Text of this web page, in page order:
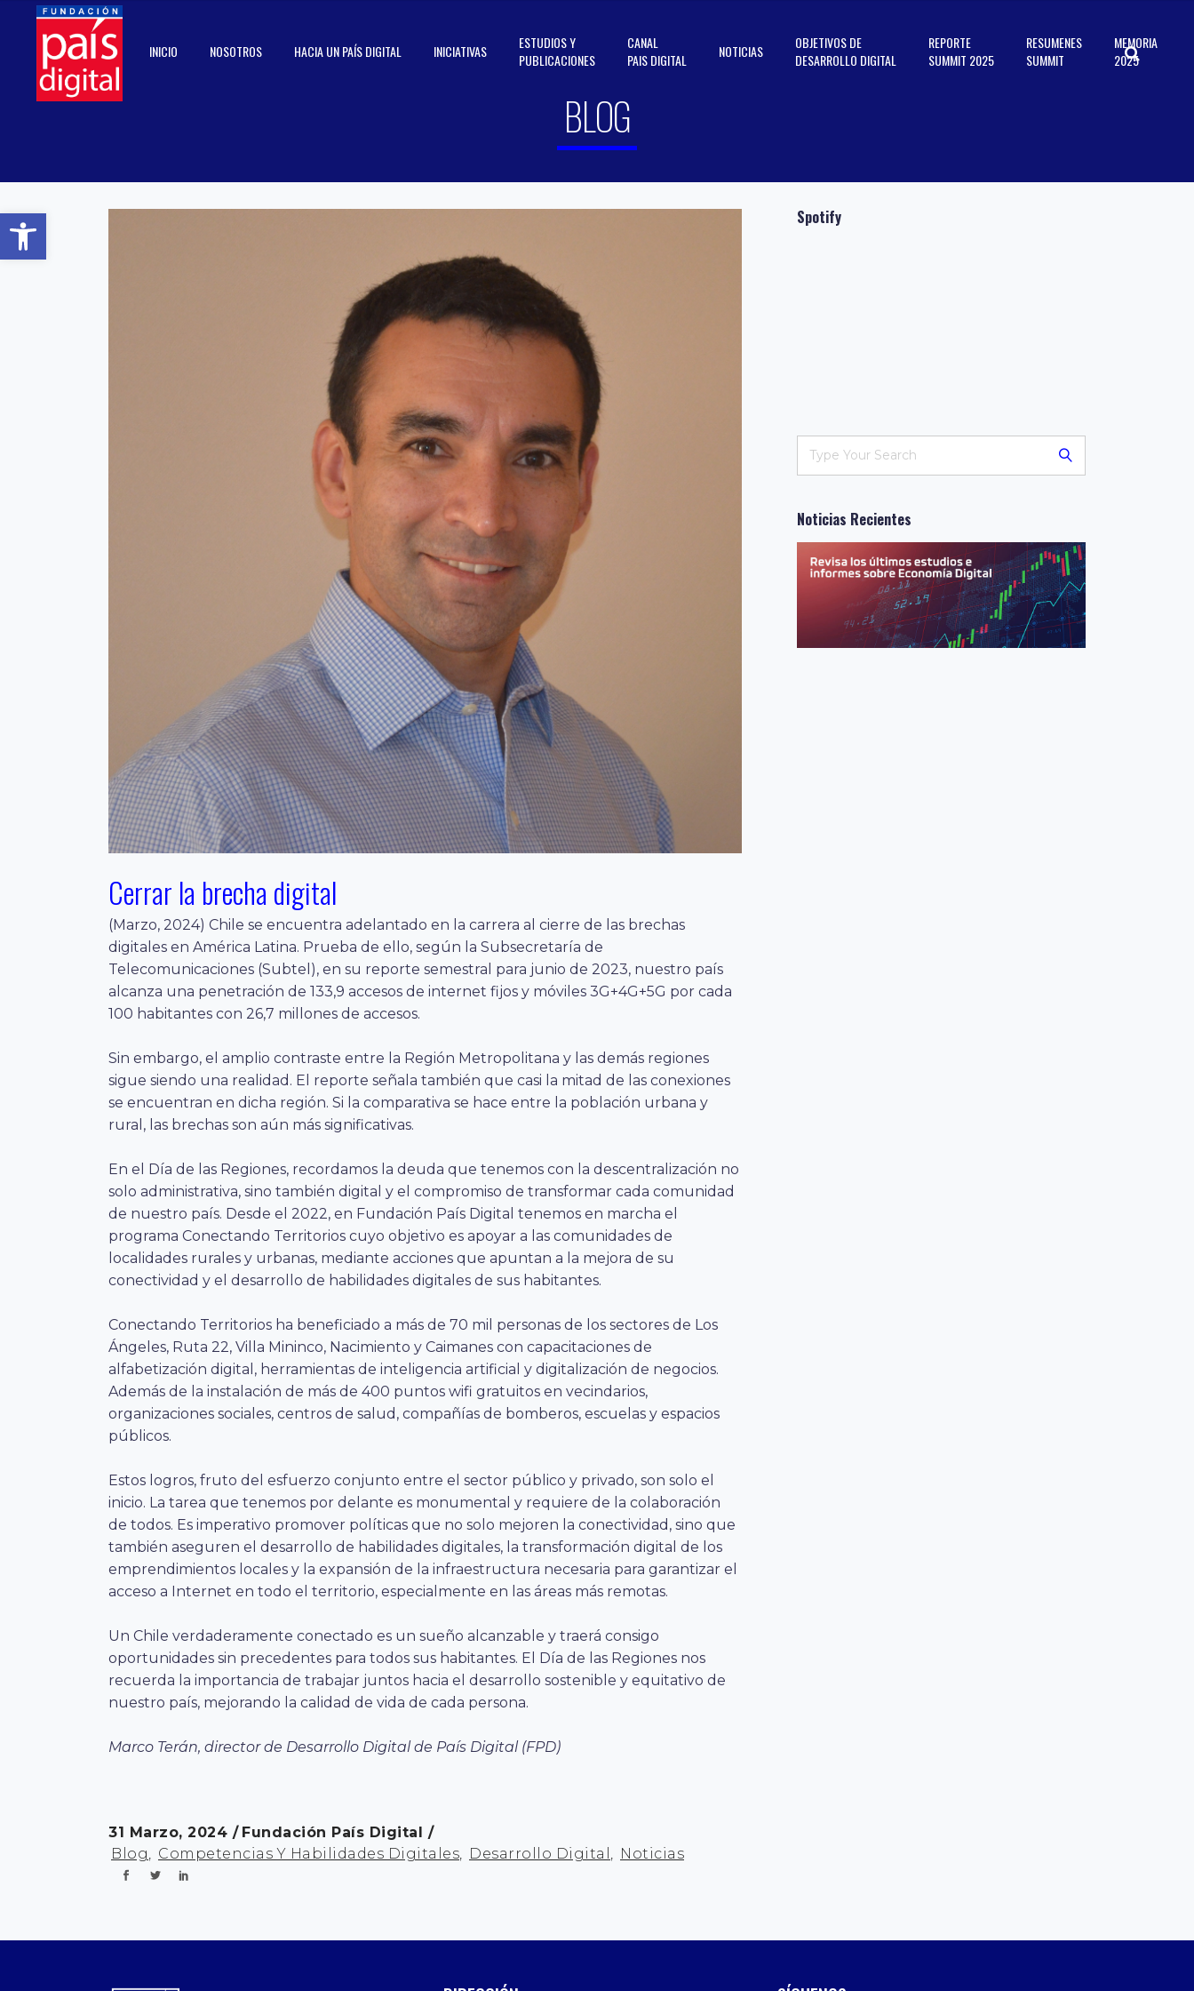
Abrir barra de herramientas
INICIO NOSOTROS HACIA UN PAÍS DIGITAL INICIATIVAS
ESTUDIOS Y
PUBLICACIONES
CANAL
PAIS DIGITAL
NOTICIAS
OBJETIVOS DE
DESARROLLO DIGITAL
REPORTE
SUMMIT 2025
RESUMENES
SUMMIT
MEMORIA
2025
BLOG
Cerrar la brecha digital
(Marzo, 2024) Chile se encuentra adelantado en la carrera al cierre de las brechas
digitales en América Latina. Prueba de ello, según la Subsecretaría de
Telecomunicaciones (Subtel), en su reporte semestral para junio de 2023, nuestro país
alcanza una penetración de 133,9 accesos de internet fijos y móviles 3G+4G+5G por cada
100 habitantes con 26,7 millones de accesos.
Sin embargo, el amplio contraste entre la Región Metropolitana y las demás regiones
sigue siendo una realidad. El reporte señala también que casi la mitad de las conexiones
se encuentran en dicha región. Si la comparativa se hace entre la población urbana y
rural, las brechas son aún más significativas.
En el Día de las Regiones, recordamos la deuda que tenemos con la descentralización no
solo administrativa, sino también digital y el compromiso de transformar cada comunidad
de nuestro país. Desde el 2022, en Fundación País Digital tenemos en marcha el
programa Conectando Territorios cuyo objetivo es apoyar a las comunidades de
localidades rurales y urbanas, mediante acciones que apuntan a la mejora de su
conectividad y el desarrollo de habilidades digitales de sus habitantes.
Conectando Territorios ha beneficiado a más de 70 mil personas de los sectores de Los
Ángeles, Ruta 22, Villa Mininco, Nacimiento y Caimanes con capacitaciones de
alfabetización digital, herramientas de inteligencia artificial y digitalización de negocios.
Además de la instalación de más de 400 puntos wifi gratuitos en vecindarios,
organizaciones sociales, centros de salud, compañías de bomberos, escuelas y espacios
públicos.
Estos logros, fruto del esfuerzo conjunto entre el sector público y privado, son solo el
inicio. La tarea que tenemos por delante es monumental y requiere de la colaboración
de todos. Es imperativo promover políticas que no solo mejoren la conectividad, sino que
también aseguren el desarrollo de habilidades digitales, la transformación digital de los
emprendimientos locales y la expansión de la infraestructura necesaria para garantizar el
acceso a Internet en todo el territorio, especialmente en las áreas más remotas.
Un Chile verdaderamente conectado es un sueño alcanzable y traerá consigo
oportunidades sin precedentes para todos sus habitantes. El Día de las Regiones nos
recuerda la importancia de trabajar juntos hacia el desarrollo sostenible y equitativo de
nuestro país, mejorando la calidad de vida de cada persona.
Marco Terán, director de Desarrollo Digital de País Digital (FPD)
31 Marzo, 2024
Fundación País Digital
Blog
Competencias Y Habilidades Digitales Desarrollo Digital Noticias
Spotify
Noticias Recientes